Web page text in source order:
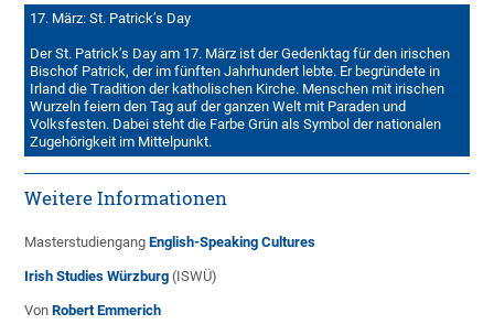
17. März: St. Patrick’s Day
Der St. Patrick’s Day am 17. März ist der Gedenktag für den irischen
Bischof Patrick, der im fünften Jahrhundert lebte. Er begründete in
Irland die Tradition der katholischen Kirche. Menschen mit irischen
Wurzeln feiern den Tag auf der ganzen Welt mit Paraden und
Volksfesten. Dabei steht die Farbe Grün als Symbol der nationalen
Zugehörigkeit im Mittelpunkt.
Weitere Informationen
MasterstudiengangEnglish-Speaking Cultures
Irish Studies Würzburg (ISWÜ)
VonRobert Emmerich